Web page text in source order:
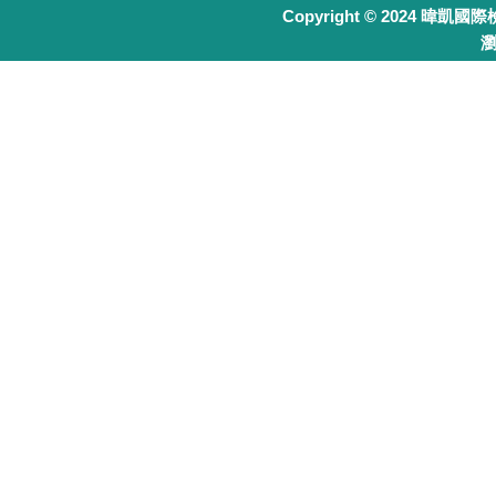
Copyright © 2024 暐凱國際